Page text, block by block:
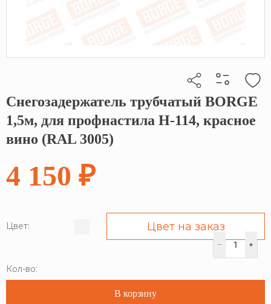
Кликните, чтобы скопировать прямую ссылку
Снегозадержатель трубчатый BORGE
1,5м, для профнастила Н-114, красное
вино (RAL 3005)
4 150 ₽
Цвет: Цвет на заказ
Кол-во:
В корзину